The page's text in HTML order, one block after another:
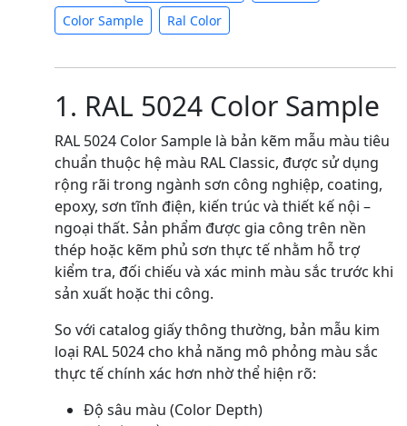
Color Sample
Ral Color
1. RAL 5024 Color Sample
RAL 5024 Color Sample là bản kẽm mẫu màu tiêu
chuẩn thuộc hệ màu RAL Classic, được sử dụng
rộng rãi trong ngành sơn công nghiệp, coating,
epoxy, sơn tĩnh điện, kiến trúc và thiết kế nội –
ngoại thất. Sản phẩm được gia công trên nền
thép hoặc kẽm phủ sơn thực tế nhằm hỗ trợ
kiểm tra, đối chiếu và xác minh màu sắc trước khi
sản xuất hoặc thi công.
So với catalog giấy thông thường, bản mẫu kim
loại RAL 5024 cho khả năng mô phỏng màu sắc
thực tế chính xác hơn nhờ thể hiện rõ:
Độ sâu màu (Color Depth)